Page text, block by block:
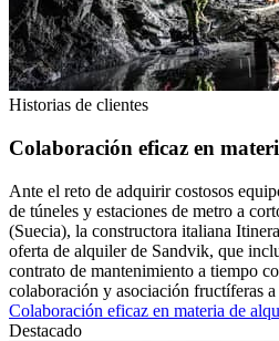
Historias de clientes
Colaboración eficaz en
Ante el reto de adquirir costosos
de túneles y estaciones de metro a
(Suecia), la constructora italiana
oferta de alquiler de Sandvik, que
contrato de mantenimiento a tiempo
colaboración y asociación fructíferas
Colaboración eficaz en materia de
Destacado